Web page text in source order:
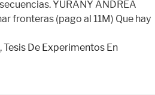
,Tesis De Experimentos En